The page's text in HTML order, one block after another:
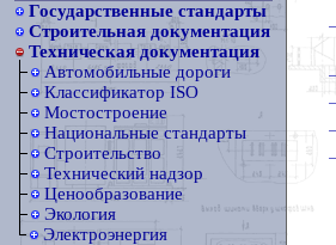
Государственные стандарты
Строительная документация
Техническая документация
Автомобильные дороги
Классификатор ISO
Мостостроение
Национальные стандарты
Строительство
Технический надзор
Ценообразование
Экология
Электроэнергия